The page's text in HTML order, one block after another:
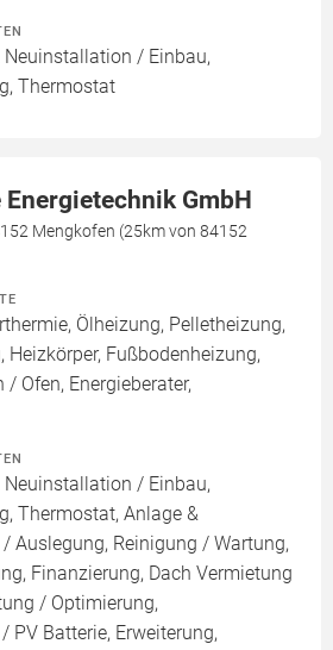
Neuinstallation / Einbau,
Thermostat
Energietechnik GmbH
Mengkofen (25km von 84152
Ölheizung, Pelletheizung,
Heizkörper, Fußbodenheizung,
Ofen, Energieberater,
Neuinstallation / Einbau,
Thermostat, Anlage &
Auslegung, Reinigung / Wartung,
Finanzierung, Dach Vermietung
/ Optimierung,
PV Batterie, Erweiterung,